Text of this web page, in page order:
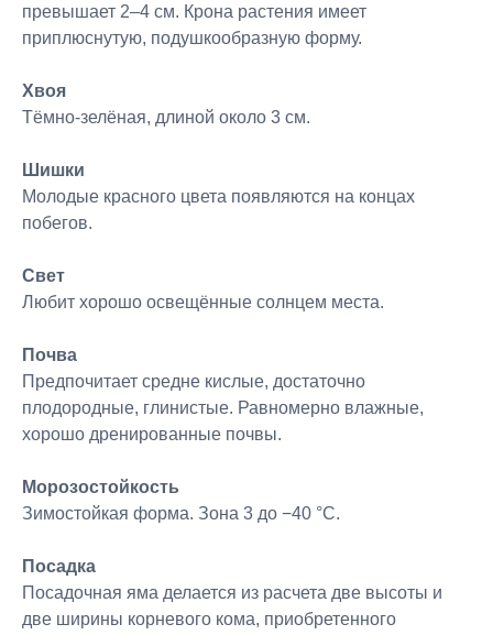
превышает 2–4 см. Крона растения имеет
приплюснутую, подушкообразную форму.
Хвоя
Тёмно-зелёная, длиной около 3 см.
Шишки
Молодые красного цвета появляются на концах
побегов.
Свет
Любит хорошо освещённые солнцем места.
Почва
Предпочитает средне кислые, достаточно
плодородные, глинистые. Равномерно влажные,
хорошо дренированные почвы.
Морозостойкость
Зимостойкая форма. Зона 3 до −40 °C.
Посадка
Посадочная яма делается из расчета две высоты и
две ширины корневого кома, приобретенного